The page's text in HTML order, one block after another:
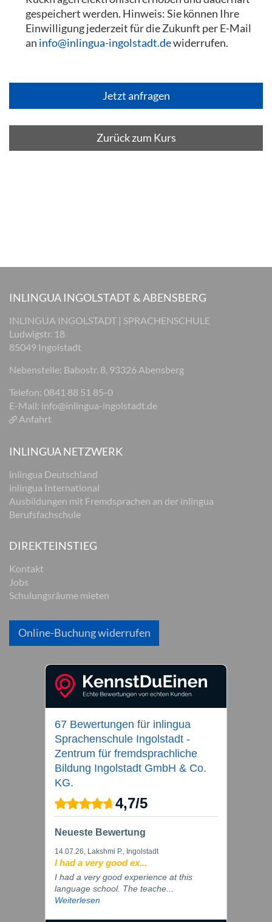
gespeichert werden. Hinweis: Sie können Ihre
Einwilligung jederzeit für die Zukunft per E-Mail
an info@inlingua-ingolstadt.dewiderrufen.
Zurück zum Kurs
INLINGUA INGOLSTADT & ABENSBERG
INLINGUA INGOLSTADT | SPRACHENSCHULE
Ludwigstr. 18
85049 Ingolstadt
Nebenstelle: Babostr. 8, 93326 Abensberg
Telefon: 0841 88 51 85-0
E-Mail: info@inlingua-ingolstadt.de
Anfahrt
INLINGUA NETZWERK
inlingua Deutschland
inlingua International
Ausbildungen mit Fremdsprachen an der inlingua
Berufsfachschule
DIREKTEINSTIEG
Kontakt
Jobs
Schulungsräume mieten
Online-Buchung widerrufen
67 Bewertungen für inlingua
Sprachenschule Ingolstadt -
Zentrum für fremdsprachliche
Bildung Ingolstadt GmbH & Co.
KG.
4,7/5
Neueste Bewertung
14.07.26, Lakshmi P., Ingolstadt
I had a very good ex...
I had a very good experience at this
language school. The teache...
Weiterlesen